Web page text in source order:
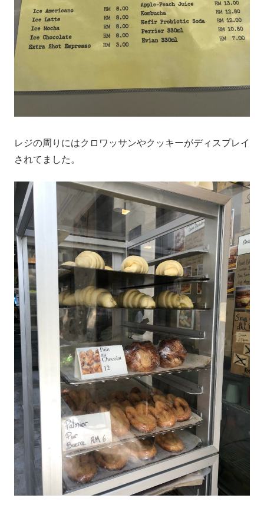
レジの周りにはクロワッサンやクッキーがディスプレイ
されてました。